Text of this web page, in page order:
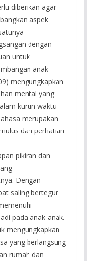
diberikan agar
aspek
dengan
untuk
anak-
mengungkapkan
mental yang
kurun waktu
merupakan
dan perhatian
pikiran dan
Dengan
saling bertegur
pada anak-anak.
mengungkapkan
yang berlangsung
rumah dan